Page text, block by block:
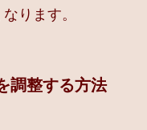
ります。
調整する方法